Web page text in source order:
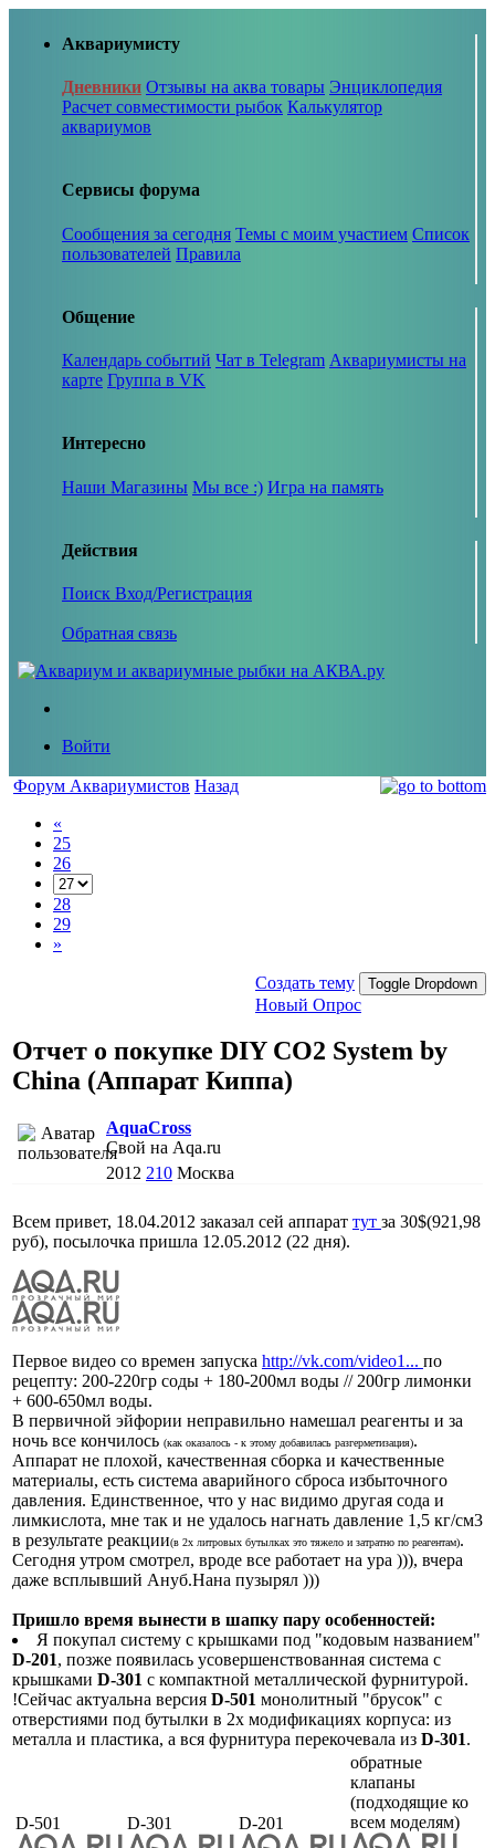
Аквариумисту
Дневники Отзывы на аква товары Энциклопедия
Расчет совместимости рыбок Калькулятор
аквариумов
Сервисы форума
Сообщения за сегодня Темы с моим участием Список
пользователей Правила
Общение
Календарь событий Чат в Telegram Аквариумисты на
карте Группа в VK
Интересно
Наши Магазины Мы все :) Игра на память
Действия
Поиск Вход/Регистрация
Обратная связь
Войти
Форум Аквариумистов Назад
«
25
26
28
29
»
Создать тему Toggle Dropdown
Новый Опрос
Отчет о покупке DIY CO2 System by
China (Аппарат Киппа)
AquaCross
Свой на Aqa.ru
2012 210 Москва
Всем привет, 18.04.2012 заказал сей аппарат тут за 30$(921,98
руб), посылочка пришла 12.05.2012 (22 дня).
Первое видео со времен запуска http://vk.com/video1... по
рецепту: 200-220гр соды + 180-200мл воды // 200гр лимонки
+ 600-650мл воды.
В первичной эйфории неправильно намешал реагенты и за
ночь все кончилось (как оказалось - к этому добавилась разгерметизация).
Аппарат не плохой, качественная сборка и качественные
материалы, есть система аварийного сброса избыточного
давления. Единственное, что у нас видимо другая сода и
лимкислота, мне так и не удалось нагнать давление 1,5 кг/см3
в результате реакции(в 2х литровых бутылках это тяжело и затратно по реагентам).
Сегодня утром смотрел, вроде все работает на ура ))), вчера
даже всплывший Ануб.Нана пузырял )))
Пришло время вынести в шапку пару особенностей:
Я покупал систему с крышками под "кодовым названием"
D-201, позже появилась усовершенствованная система с
крышками D-301 с компактной металлической фурнитурой.
!Сейчас актуальна версия D-501 монолитный "брусок" с
отверстиями под бутылки в 2х модификациях корпуса: из
металла и пластика, а вся фурнитура перекочевала из D-301.
D-501 D-301 D-201
обратные
клапаны
(подходящие ко
всем моделям)